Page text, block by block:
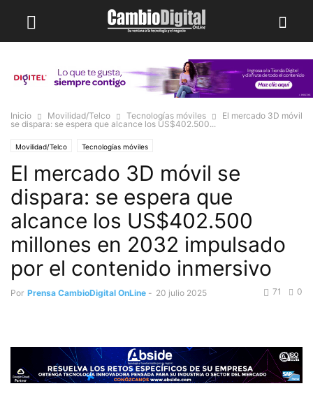
Inicio Movilidad/Telco Tecnologías móviles
El mercado 3D móvil
se dispara: se espera que alcance los US$402.500...
Movilidad/Telco Tecnologías móviles
El mercado 3D móvil se
dispara: se espera que
alcance los US$402.500
millones en 2032 impulsado
por el contenido inmersivo
Por Prensa CambioDigital OnLine - 20 julio 2025 0
71